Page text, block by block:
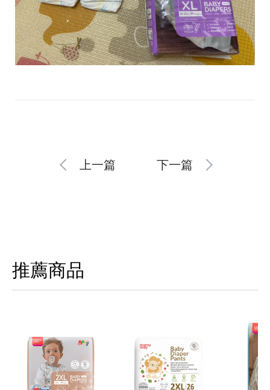
上一篇 下一篇
推薦商品